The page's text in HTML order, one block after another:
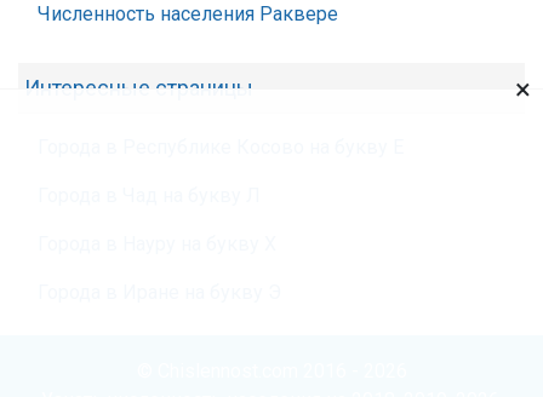
Численность населения Раквере
Интересные страницы ×